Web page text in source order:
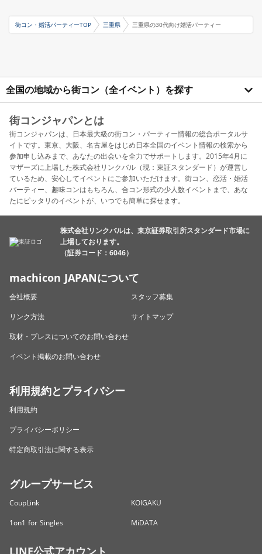
街コン・婚活パーティーTOP 三重県 三重県の30代向け婚活パーティー
全国の地域から街コン（全イベント）を探す
街コンジャパンとは
街コンジャパンは、日本最大級の街コン・パーティー情報の総合ポータルサ
イトです。東京、大阪、名古屋をはじめ日本全国のイベント情報の検索から
参加申し込みまで、あなたの出会いを全力でサポートします。2015年4月に
マザーズに上場した株式会社リンクバル（現：東証スタンダード）が運営し
ているため、安心してイベントにご参加いただけます。街コン、恋活・婚活
パーティー、趣味コンはもちろん、合コン形式の少人数イベントまで、あな
たにピッタリのイベントが、いつでも簡単に探せます。
株式会社リンクバルは、東京証券取引所スタンダード市場に
上場しております。
（証券コード：6046）
machicon JAPANについて
会社概要
スタッフ募集
リンク方法
サイトマップ
取材・プレスについてのお問い合わせ
イベント掲載のお問い合わせ
利用規約とプライバシー
利用規約
プライバシーポリシー
特定商取引法に関する表示
グループサービス
CoupLink
KOIGAKU
1on1 for Singles
MiDATA
LINE公式アカウント